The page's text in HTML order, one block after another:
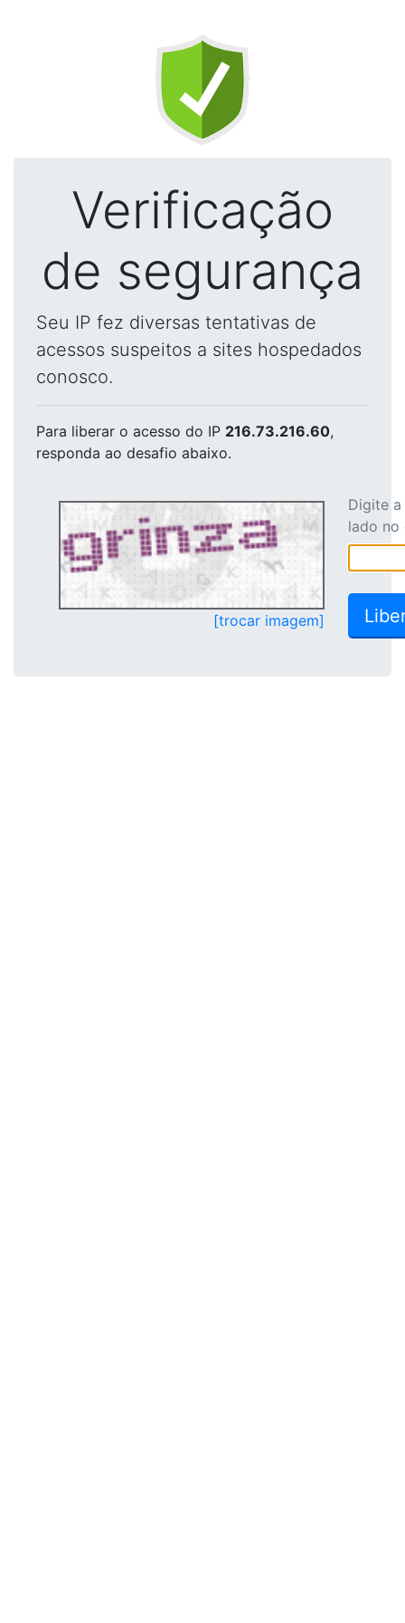
Verificação
de segurança
Seu IP fez diversas tentativas de
acessos suspeitos a sites hospedados
conosco.
Para liberar o acesso do IP 216.73.216.60,
responda ao desafio abaixo.
[trocar imagem]
Digite
lado no